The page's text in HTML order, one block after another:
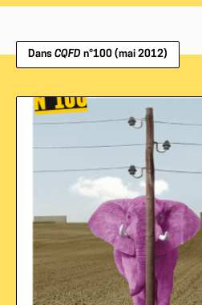
Dans CQFD n°100 (mai 2012)